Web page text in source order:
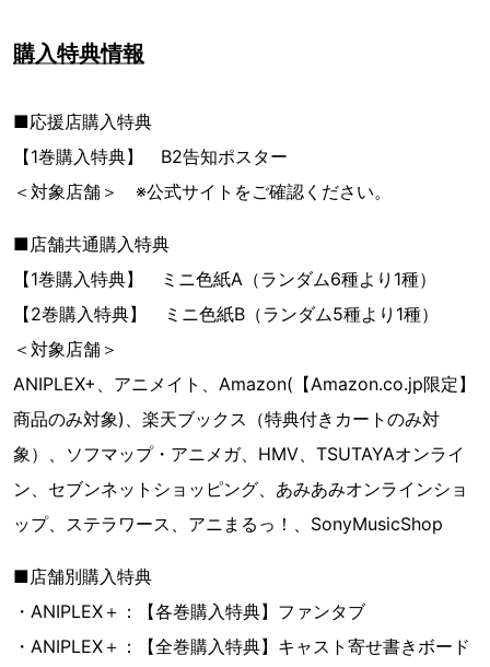
購入特典情報
■応援店購入特典
【1巻購入特典】 B2告知ポスター
＜対象店舗＞ ※公式サイトをご確認ください。
■店舗共通購入特典
【1巻購入特典】 ミニ色紙A（ランダム6種より1種）
【2巻購入特典】 ミニ色紙B（ランダム5種より1種）
＜対象店舗＞
ANIPLEX+、アニメイト、Amazon(【Amazon.co.jp限定】
商品のみ対象)、楽天ブックス（特典付きカートのみ対
象）、ソフマップ・アニメガ、HMV、TSUTAYAオンライ
ン、セブンネットショッピング、あみあみオンラインショ
ップ、ステラワース、アニまるっ！、SonyMusicShop
■店舗別購入特典
・ANIPLEX＋：【各巻購入特典】ファンタブ
・ANIPLEX＋：【全巻購入特典】キャスト寄せ書きボード